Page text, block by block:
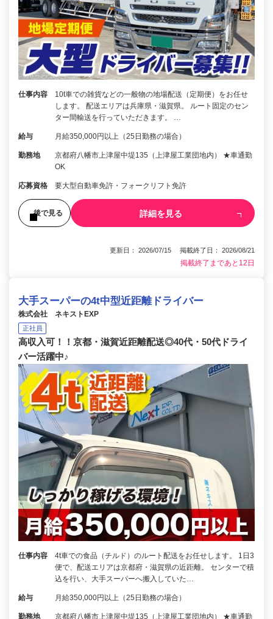
仕事内容
10t車での雑貨などの一般物の地場配送（定期便）をお任せ
します。 配送エリアは兵庫県・滋賀県。 ルート固定のセン
ター間輸送を行っていただきます。 …
給与 月給350,000円以上（25日勤務の場合）
勤務地
京都府八幡市上津屋中堤135（上津屋工業団地内） ★車通勤
OK
応募資格 要大型自動車免許・フォークリフト免許
後で見る 詳細を見る
更新日： 2026/07/15 掲載終了日： 2026/08/21
掲載終了まであと12日
大手スーパーの4t中型近距離ドライバー
株式会社 ネキストEXP
正社員
高収入可！！京都・滋賀近距離配送◎40代・50代ドライ
バー活躍中♪
仕事内容
4t車での食品（チルド）のルート配送をお任せします。 1日3
便で、配送エリアは京都府・滋賀県の近距離。 センターで積
込を行い、大手スーパーへ搬入していた…
給与 月給350,000円以上（25日勤務の場合）
勤務地 京都府八幡市上津屋中堤135（上津屋工業団地内） ★車通勤